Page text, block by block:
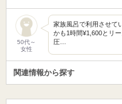
50代～
女性
家族風呂で利用させて
かも1時間¥1,600とリ
圧…
関連情報から探す